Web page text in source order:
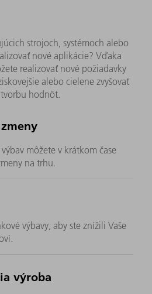
strojoch, systémoch alebo
nové aplikácie? Vďaka
realizovať nové požiadavky
alebo cielene zvyšovať
tvorbu hodnôt.
môžete v krátkom čase
na trhu.
výbavy, aby ste znížili Vaše
výroba